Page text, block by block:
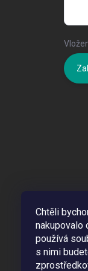
Chtěli
nakupovalo
používá
s nimi